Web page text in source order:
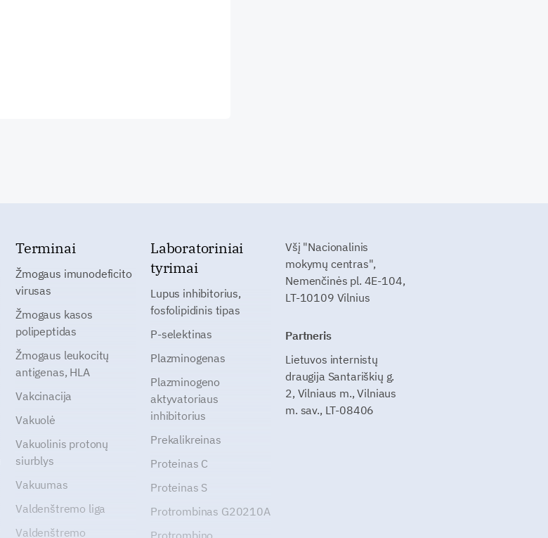
Terminai
Žmogaus imunodeficito
virusas
Žmogaus kasos
polipeptidas
Žmogaus leukocitų
antigenas, HLA
Vakcinacija
Vakuolė
Vakuolinis protonų
siurblys
Vakuumas
Valdenštremo liga
Valdenštremo
Laboratoriniai
tyrimai
Lupus inhibitorius,
fosfolipidinis tipas
P-selektinas
Plazminogenas
Plazminogeno
aktyvatoriaus
inhibitorius
Prekalikreinas
Proteinas C
Proteinas S
Protrombinas G20210A
Protrombino
Všį "Nacionalinis
mokymų centras",
Nemenčinės pl. 4E-104,
LT-10109 Vilnius
Partneris
Lietuvos internistų
draugija Santariškių g.
2, Vilniaus m., Vilniaus
m. sav., LT-08406